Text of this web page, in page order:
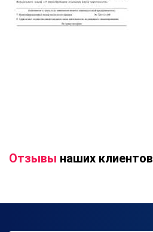
Отзывы наших клиентов